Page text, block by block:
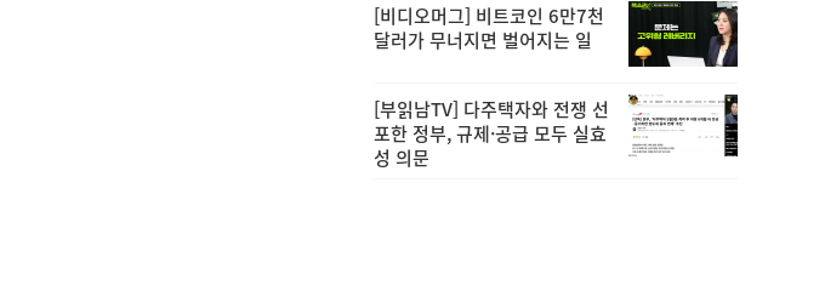
[비디오머그] 비트코인 6만7천
달러가 무너지면 벌어지는 일
[부읽남TV] 다주택자와 전쟁 선
포한 정부, 규제·공급 모두 실효
성 의문